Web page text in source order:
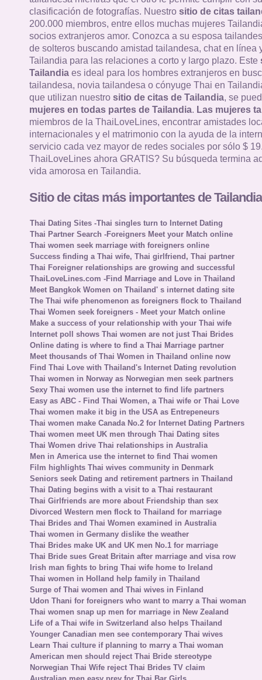
clasificación de fotografías. Nuestro sitio de citas
200.000 miembros, entre ellos muchas mujeres
socios extranjeros amor. Conozca a su esposa
de solteros buscando amistad tailandesa, chat en línea
Tailandia para las relaciones a corto y largo plazo. Este
Tailandiaes ideal para los hombres extranjeros en
tailandesa, novia tailandesa o cónyuge Thai en
que utilizan nuestro sitio de citas de Tailandia, se
mujeres en todas partes de Tailandia. Las mujeres
miembros de la ThaiLoveLines, encontrar amistades
internacionales y el matrimonio con la ayuda de la
servicio cada vez mayor de redes sociales por sólo $
ThaiLoveLines ahora GRATIS? Su búsqueda termina
vida amorosa en Tailandia.
Sitio de citas más importantes de
Thai Dating Sites -Thai singles turn to Internet Dating
Thai Partner Search -Foreigners Meet your Match online
Thai women seek marriage with foreigners online
Success finding a Thai wife, Thai girlfriend, Thai partner
Thai Foreigner relationships are growing and successful
ThaiLoveLines.com -Find Marriage and Love in Thailand
Meet Bangkok Women on Thailand' s internet dating site
The Thai wife phenomenon as foreigners flock to Thailand
Thai Women seek foreigners - Meet your Match online
Make a success of your relationship with your Thai wife
Internet poll shows Thai women are not just Thai Brides
Online dating is where to find a Thai Marriage partner
Meet thousands of Thai Women in Thailand online now
Find Thai Love with Thailand's Internet Dating revolution
Thai women in Norway as Norwegian men seek partners
Sexy Thai women use the internet to find life partners
Easy as ABC - Find Thai Women, a Thai wife or Thai Love
Thai women make it big in the USA as Entrepeneurs
Thai women make Canada No.2 for Internet Dating Partners
Thai women meet UK men through Thai Dating sites
Thai Women drive Thai relationships in Australia
Men in America use the internet to find Thai women
Film highlights Thai wives community in Denmark
Seniors seek Dating and retirement partners in Thailand
Thai Dating begins with a visit to a Thai restaurant
Thai Girlfriends are more about Friendship than sex
Divorced Western men flock to Thailand for marriage
Thai Brides and Thai Women examined in Australia
Thai women in Germany dislike the weather
Thai Brides make UK and UK men No.1 for marriage
Thai Bride sues Great Britain after marriage and visa row
Irish man fights to bring Thai wife home to Ireland
Thai women in Holland help family in Thailand
Surge of Thai women and Thai wives in Finland
Udon Thani for foreigners who want to marry a Thai woman
Thai women snap up men for marriage in New Zealand
Life of a Thai wife in Switzerland also helps Thailand
Younger Canadian men see contemporary Thai wives
Learn Thai culture if planning to marry a Thai woman
American men should reject Thai Bride stereotype
Norwegian Thai Wife reject Thai Brides TV claim